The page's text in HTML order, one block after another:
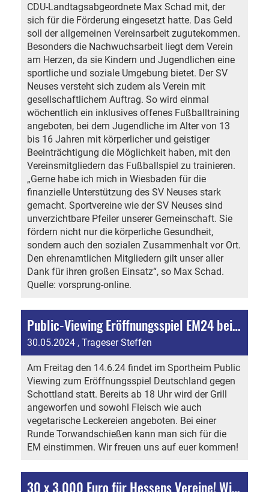
CDU-Landtagsabgeordnete Max Schad mit, der
sich für die Förderung eingesetzt hatte. Das Geld
soll der allgemeinen Vereinsarbeit zugutekommen.
Besonders die Nachwuchsarbeit liegt dem Verein
am Herzen, da sie Kindern und Jugendlichen eine
sportliche und soziale Umgebung bietet. Der SV
Neuses versteht sich zudem als Verein mit
gesellschaftlichem Auftrag. So wird einmal
wöchentlich ein inklusives offenes Fußballtraining
angeboten, bei dem Jugendliche im Alter von 13
bis 16 Jahren mit körperlicher und geistiger
Beeinträchtigung die Möglichkeit haben, mit den
Vereinsmitgliedern das Fußballspiel zu trainieren.
„Gerne habe ich mich in Wiesbaden für die
finanzielle Unterstützung des SV Neuses stark
gemacht. Sportvereine wie der SV Neuses sind
unverzichtbare Pfeiler unserer Gemeinschaft. Sie
fördern nicht nur die körperliche Gesundheit,
sondern auch den sozialen Zusammenhalt vor Ort.
Den ehrenamtlichen Mitgliedern gilt unser aller
Dank für ihren großen Einsatz“, so Max Schad.
Quelle: vorsprung-online.
Public-Viewing Eröffnungsspiel EM24 beim SVN
30.05.2024 , Trageser Steffen
Am Freitag den 14.6.24 findet im Sportheim Public
Viewing zum Eröffnungsspiel Deutschland gegen
Schottland statt. Bereits ab 18 Uhr wird der Grill
angeworfen und sowohl Fleisch wie auch
vegetarische Leckereien angeboten. Bei einer
Runde Torwandschießen kann man sich für die
EM einstimmen. Wir freuen uns auf euer kommen!
30 x 3.000 Euro für Hessens Vereine! Wir machen mit. Jetzt abstimmen!